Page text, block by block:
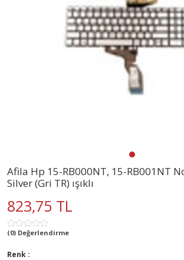
Afila Hp 15-RB000NT, 15-RB001NT
Silver (Gri TR) ışıklı
823,75 TL
(0) Değerlendirme
Renk :